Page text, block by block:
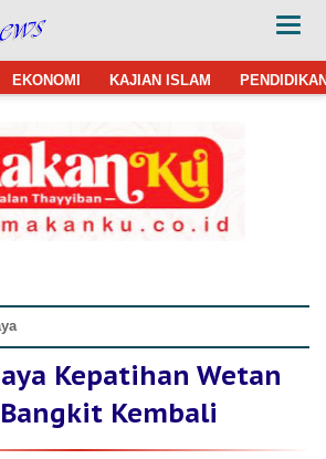
EKONOMI KAJIAN ISLAM
Kepatihan Wetan
Kembali